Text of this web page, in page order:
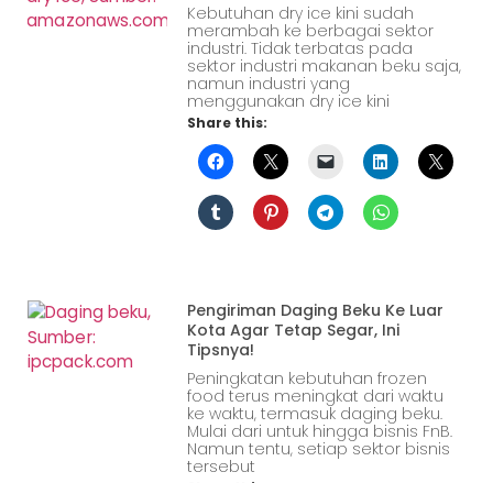
Kebutuhan dry ice kini sudah
merambah ke berbagai sektor
industri. Tidak terbatas pada
sektor industri makanan beku saja,
namun industri yang
menggunakan dry ice kini
Share this:
Pengiriman Daging Beku Ke Luar
Kota Agar Tetap Segar, Ini
Tipsnya!
Peningkatan kebutuhan frozen
food terus meningkat dari waktu
ke waktu, termasuk daging beku.
Mulai dari untuk hingga bisnis FnB.
Namun tentu, setiap sektor bisnis
tersebut